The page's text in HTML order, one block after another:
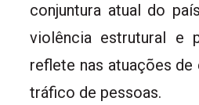
conjuntura atual do
violência estrutural e
reflete nas atuações
tráfico de pessoas.